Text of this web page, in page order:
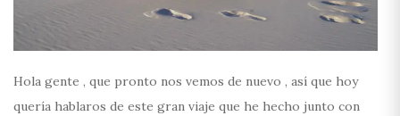
Hola gente , que pronto nos vemos de nuevo , así que hoy
quería hablaros de este gran viaje que he hecho junto con